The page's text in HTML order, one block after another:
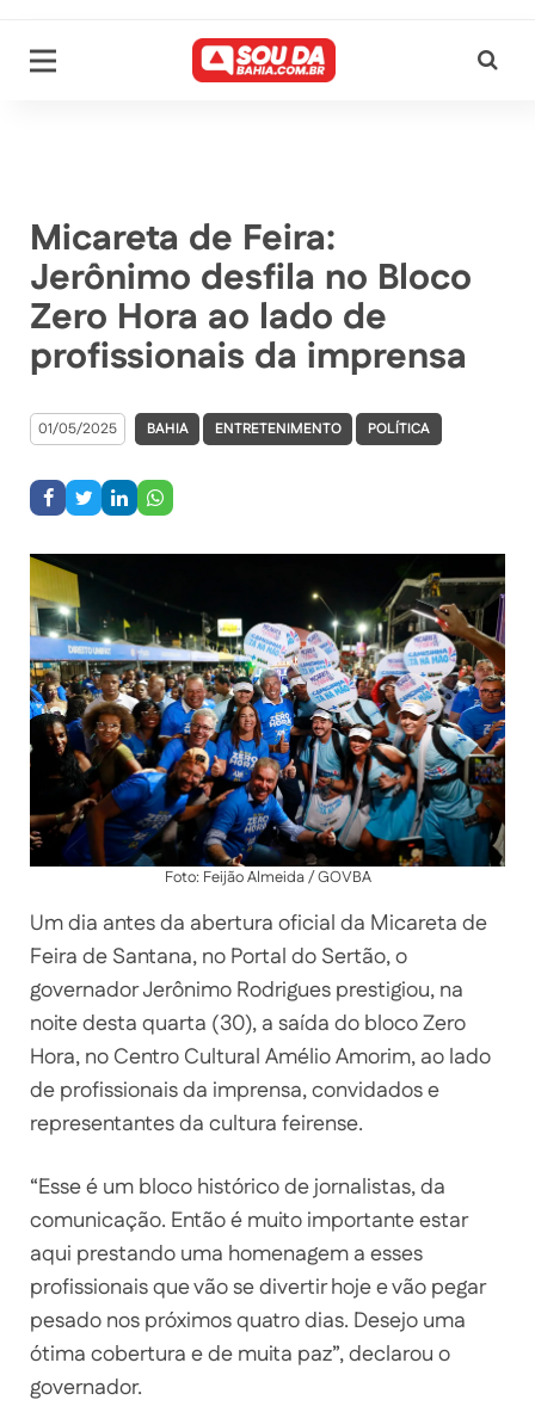
Micareta de Feira:
Jerônimo desfila no Bloco
Zero Hora ao lado de
profissionais da imprensa
01/05/2025 BAHIA ENTRETENIMENTO POLÍTICA
Foto: Feijão Almeida / GOVBA
Um dia antes da abertura oficial da Micareta de
Feira de Santana, no Portal do Sertão, o
governador Jerônimo Rodrigues prestigiou, na
noite desta quarta (30), a saída do bloco Zero
Hora, no Centro Cultural Amélio Amorim, ao lado
de profissionais da imprensa, convidados e
representantes da cultura feirense.
“Esse é um bloco histórico de jornalistas, da
comunicação. Então é muito importante estar
aqui prestando uma homenagem a esses
profissionais que vão se divertir hoje e vão pegar
pesado nos próximos quatro dias. Desejo uma
ótima cobertura e de muita paz”, declarou o
governador.